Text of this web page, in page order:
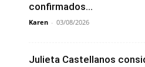
confirmados...
Karen - 03/08/2026
Julieta Castellanos